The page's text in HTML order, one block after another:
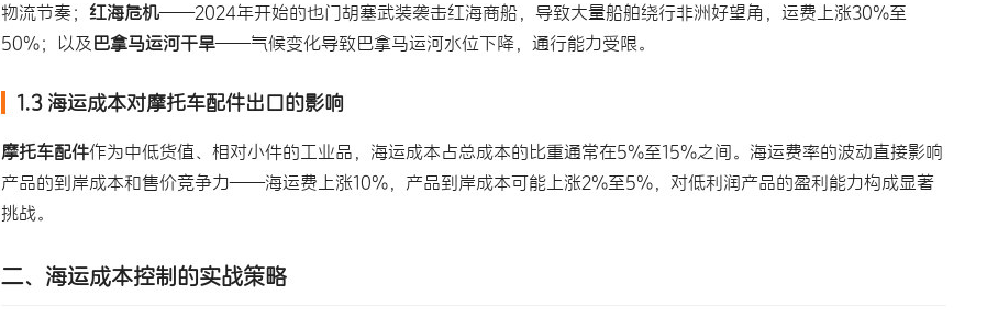
物流节奏； 红海危机——2024年开始的也门胡塞武装袭击红海商船，导致大量船舶绕行非洲好望角，运费上涨30%至
50%；以及 巴拿马运河干旱——气候变化导致巴拿马运河水位下降，通行能力受限。
1.3 海运成本对摩托车配件出口的影响
摩托车配件作为中低货值、相对小件的工业品，海运成本占总成本的比重通常在5%至15%之间。海运费率的波动直接影响
产品的到岸成本和售价竞争力——海运费上涨10%，产品到岸成本可能上涨2%至5%，对低利润产品的盈利能力构成显著
挑战。
二、海运成本控制的实战策略